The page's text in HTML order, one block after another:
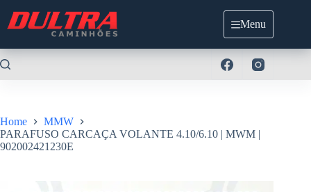
para
Menu
Home
MMW
PARAFUSO CARCAÇA VOLANTE 4.10/6.10 | MWM |
902002421230E